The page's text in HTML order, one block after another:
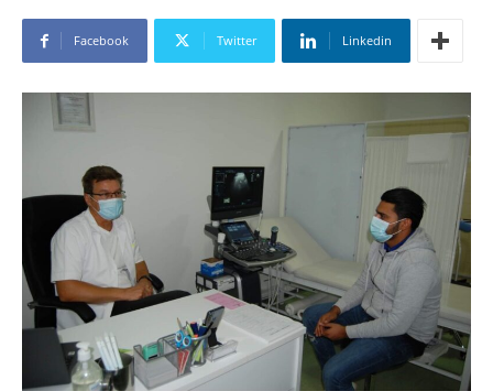
Facebook Twitter Linkedin